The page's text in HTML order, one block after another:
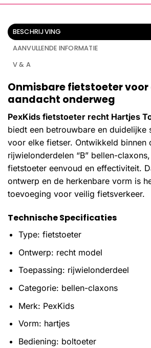
BESCHRIJVING
AANVULLENDE INFORMATIE
V & A
Onmisbare fietstoeter
aandacht onderweg
PexKids fietstoeter recht Hartjes
biedt een betrouwbare en duidelijke
voor elke fietser. Ontwikkeld binnen
rijwielonderdelen “B” bellen-
fietstoeter eenvoud en effectiviteit.
ontwerp en de herkenbare vorm is
toevoeging voor veilig fietsverkeer.
Technische Specificaties
Type: fietstoeter
Ontwerp: recht model
Toepassing: rijwielonderdeel
Categorie: bellen-claxons
Merk: PexKids
Vorm: hartjes
Bediening: boltoeter